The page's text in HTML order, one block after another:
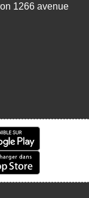
1266 avenue